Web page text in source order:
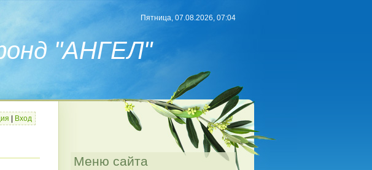
"АНГЕЛ"
Пятница, 07.08.2026, 07:04
Вход
Меню сайта